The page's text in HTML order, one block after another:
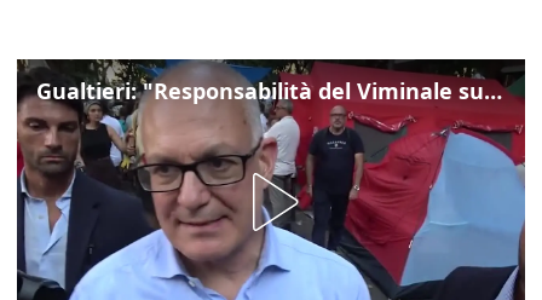
Gualtieri: "Responsabilità del Viminale su Spin Time? La posizione dei partiti è nota"